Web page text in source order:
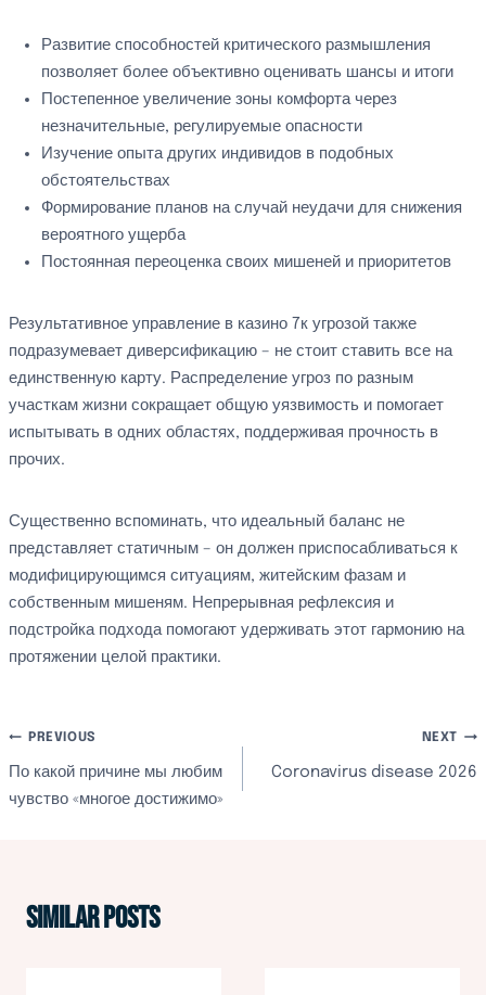
Развитие способностей критического размышления
позволяет более объективно оценивать шансы и итоги
Постепенное увеличение зоны комфорта через
незначительные, регулируемые опасности
Изучение опыта других индивидов в подобных
обстоятельствах
Формирование планов на случай неудачи для снижения
вероятного ущерба
Постоянная переоценка своих мишеней и приоритетов
Результативное управление в казино 7к угрозой также
подразумевает диверсификацию – не стоит ставить все на
единственную карту. Распределение угроз по разным
участкам жизни сокращает общую уязвимость и помогает
испытывать в одних областях, поддерживая прочность в
прочих.
Существенно вспоминать, что идеальный баланс не
представляет статичным – он должен приспосабливаться к
модифицирующимся ситуациям, житейским фазам и
собственным мишеням. Непрерывная рефлексия и
подстройка подхода помогают удерживать этот гармонию на
протяжении целой практики.
文
章
PREVIOUS
По какой причине мы любим
чувство «многое достижимо»
NEXT
Coronavirus disease 2026
Similar Posts